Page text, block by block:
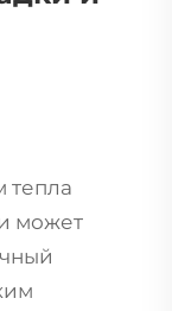
тепла
может